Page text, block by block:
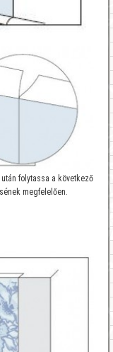
folytassa a következő
megfelelően.